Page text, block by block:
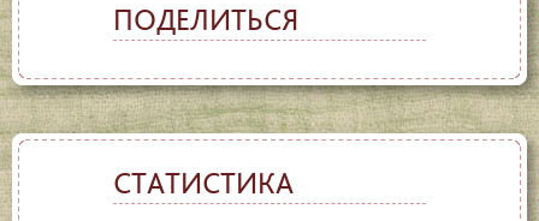
ПОДЕЛИТЬСЯ
СТАТИСТИКА